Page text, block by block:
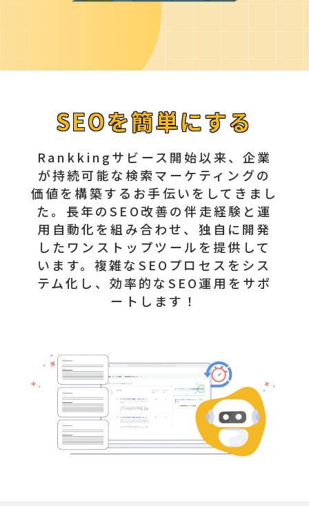
SEOを簡単にする
Rankkingサビース開始以来、企業
が持続可能な検索マーケティングの
価値を構築するお手伝いをしてきまし
た。長年のSEO改善の伴走経験と運
用自動化を組み合わせ、独自に開発
したワンストップツールを提供して
います。複雑なSEOプロセスをシス
テム化し、効率的なSEO運用をサポ
ートします！